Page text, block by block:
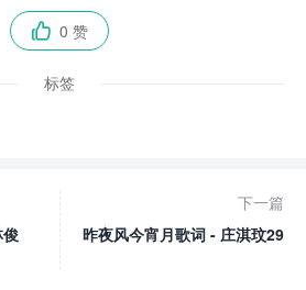
 0 赞
标签
下一篇
昨夜风今宵月歌词 - 庄淇玟29